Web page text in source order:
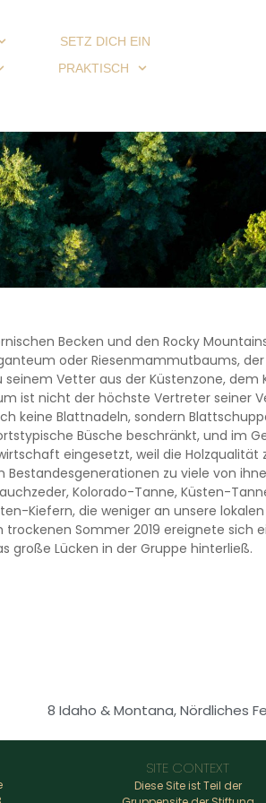
SETZ DICH EIN
PRAKTISCH
Becken und den Rocky
oder Riesenmammutbaums,
Vetter aus der Küstenzone, dem
ist nicht der höchste Vertreter seiner
keine Blattnadeln, sondern
Büsche beschränkt, und im
eingesetzt, weil die Holzqualität
zu viele von
Kolorado-Tanne, Küsten-
Kiefern, die weniger an unsere
Sommer 2019 ereignete sich
große Lücken in der Gruppe hinterließ.
8 Idaho & Montana, Nördliches
SITE CONTEXT
Diese Site ist Teil der